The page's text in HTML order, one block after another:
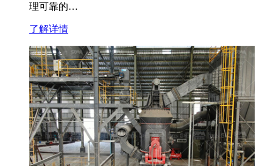
理可靠的…
了解详情